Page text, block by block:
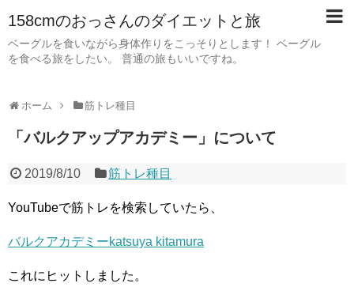
158cmのおっさんのダイエットと旅
ベーグルを食いながら身体作りをこっそりとします！ ベーグル
を食べる旅をしたい。 普通の旅もいいですね。
ホーム 筋トレ種目
「バルクアップアカデミー」について
2019/8/10 筋トレ種目
YouTubeで筋トレを検索していたら、
バルクアカデミーkatsuya kitamura
これにヒットしました。